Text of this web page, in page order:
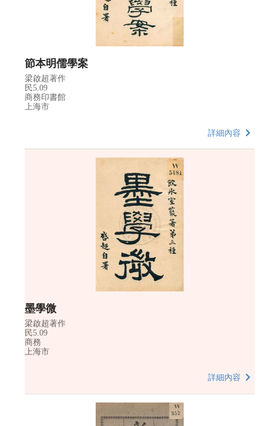
節本明儒學案
梁啟超著作
民5.09
商務印書館
上海市
詳細內容
墨學微
梁啟超著作
民5.09
商務
上海市
詳細內容